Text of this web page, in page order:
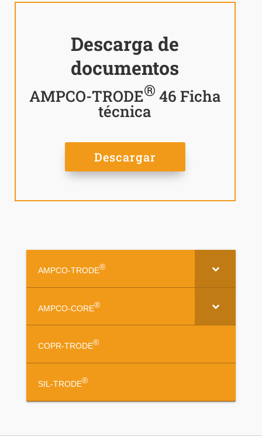
Descarga de
documentos
AMPCO-TRODE® 46 Ficha
técnica
Descargar
AMPCO-TRODE®
AMPCO-CORE®
COPR-TRODE®
SIL-TRODE®